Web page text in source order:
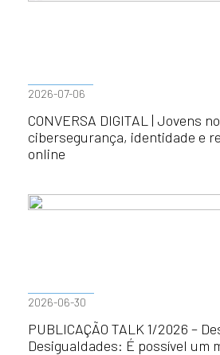
2026-07-06
CONVERSA DIGITAL | Jovens
cibersegurança, identidade e
online
2026-06-30
PUBLICAÇÃO TALK 1/2026 –
Desigualdades: É possível um